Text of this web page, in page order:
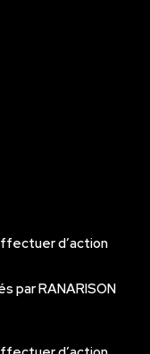
d’action
par RANARISON